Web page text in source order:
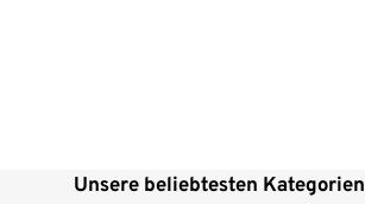
Unsere beliebtesten Kategorien